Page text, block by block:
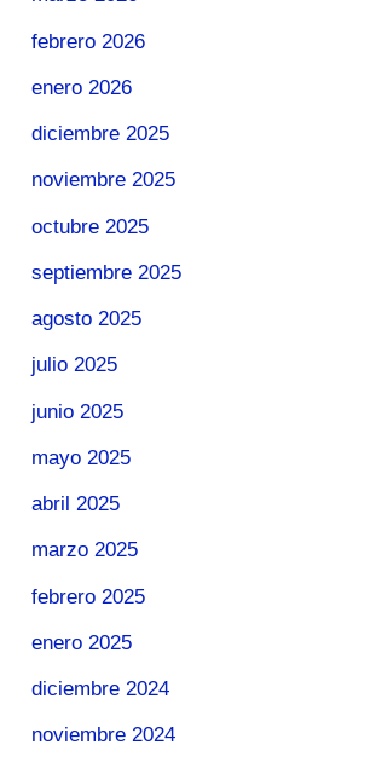
febrero 2026
enero 2026
diciembre 2025
noviembre 2025
octubre 2025
septiembre 2025
agosto 2025
julio 2025
junio 2025
mayo 2025
abril 2025
marzo 2025
febrero 2025
enero 2025
diciembre 2024
noviembre 2024